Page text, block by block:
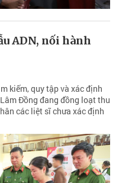
ADN, nối hành
kiếm, quy tập và xác định
Đồng đang đồng loạt thu
các liệt sĩ chưa xác định